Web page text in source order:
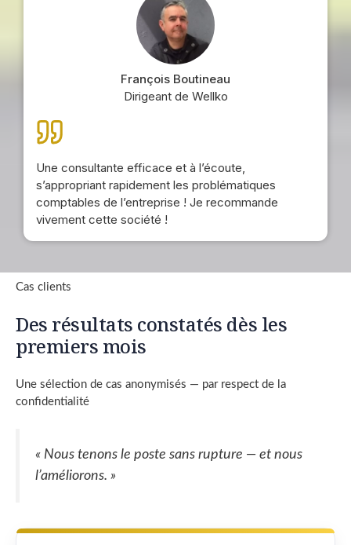
François Boutineau
Dirigeant de Wellko
Une consultante efficace et à l’écoute,
s’appropriant rapidement les problématiques
comptables de l’entreprise ! Je recommande
vivement cette société !
Cas clients
Des résultats constatés dès les
premiers mois
Une sélection de cas anonymisés — par respect de la
confidentialité
« Nous tenons le poste sans rupture — et nous
l’améliorons. »